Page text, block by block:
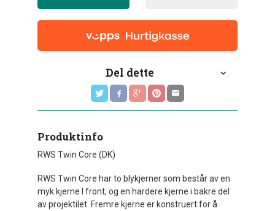
Del dette
Produktinfo
RWS Twin Core (DK)
RWS Twin Core har to blykjerner som består av en
myk kjerne I front, og en hardere kjerne i bakre del
av projektilet. Fremre kjerne er konstruert for å